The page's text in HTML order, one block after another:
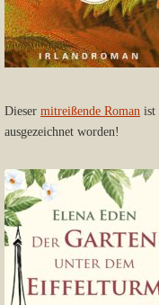
Dieser mitreißende Roman ist
ausgezeichnet worden!